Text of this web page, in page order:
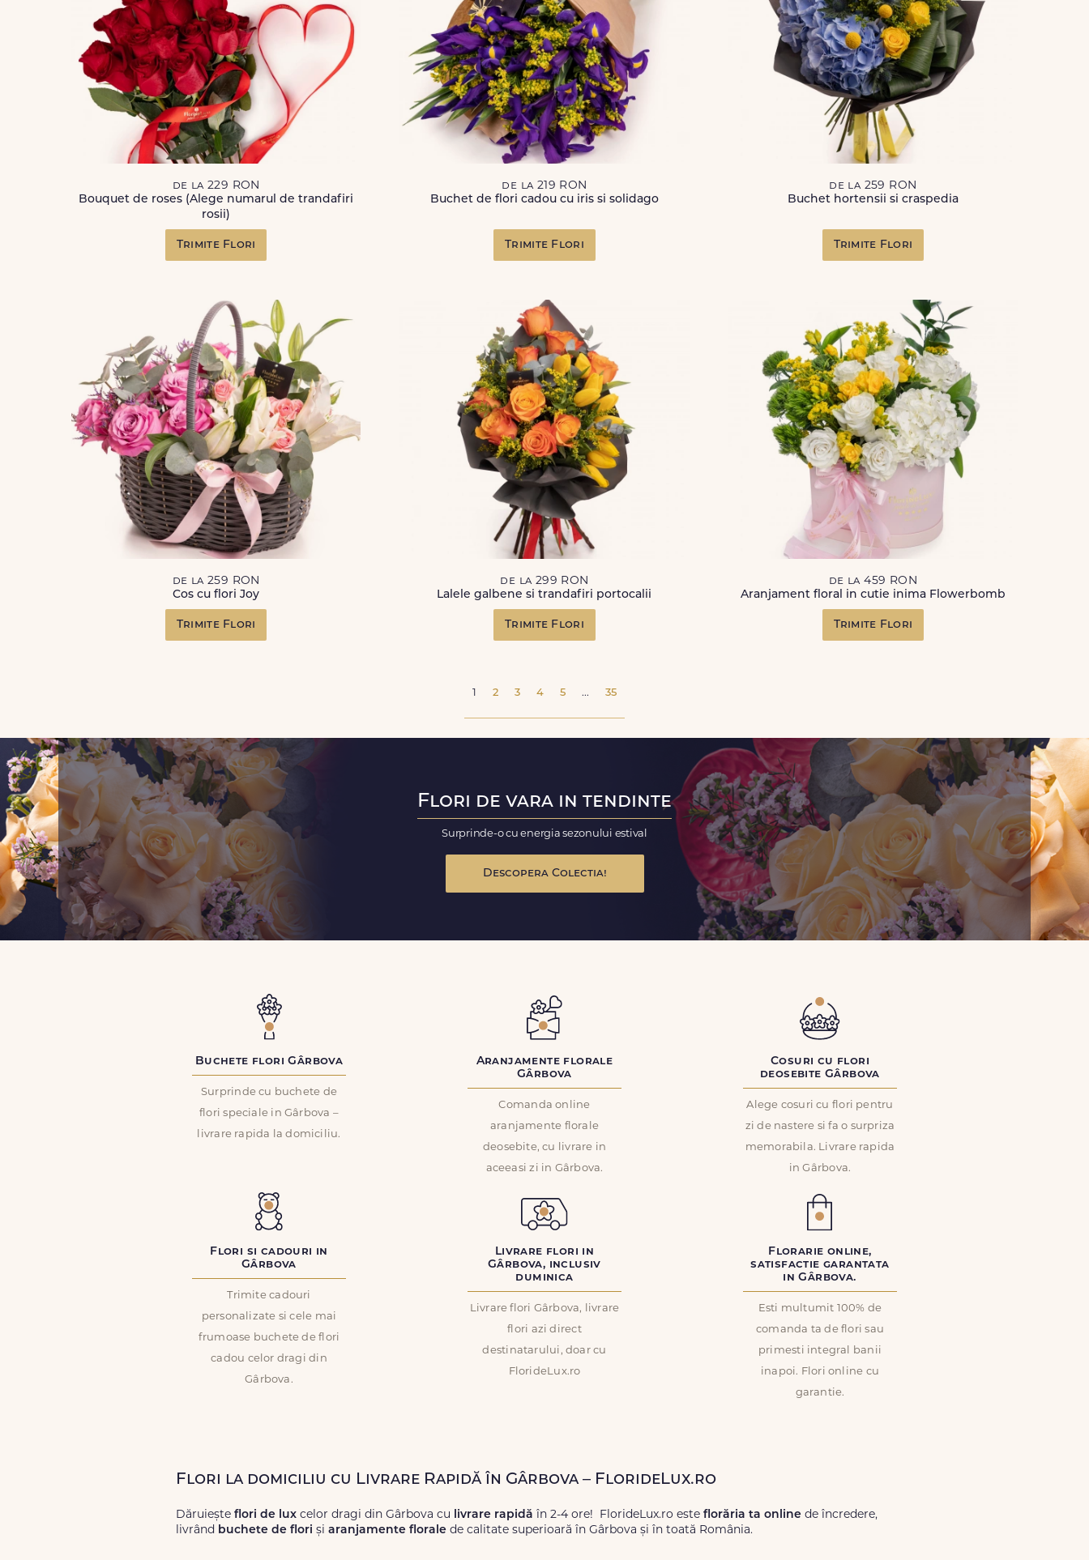
de la 229 RON
Bouquet de roses (Alege numarul de trandafiri
rosii)
Trimite Flori
de la 219 RON
Buchet de flori cadou cu iris si solidago
Trimite Flori
de la 259 RON
Buchet hortensii si craspedia
Trimite Flori
de la 259 RON
Cos cu flori Joy
Trimite Flori
de la 299 RON
Lalele galbene si trandafiri portocalii
Trimite Flori
de la 459 RON
Aranjament floral in cutie inima Flowerbomb
Trimite Flori
1 2 3 4 5 ... 35
Flori de vara in tendinte
Surprinde-o cu energia sezonului estival
Descopera Colectia!
Buchete flori Gârbova
Surprinde cu buchete de
flori speciale in Gârbova –
livrare rapida la domiciliu.
Aranjamente florale
Gârbova
Comanda online
aranjamente florale
deosebite, cu livrare in
aceeasi zi in Gârbova.
Cosuri cu flori
deosebite Gârbova
Alege cosuri cu flori pentru
zi de nastere si fa o surpriza
memorabila. Livrare rapida
in Gârbova.
Flori si cadouri in
Gârbova
Trimite cadouri
personalizate si cele mai
frumoase buchete de flori
cadou celor dragi din
Gârbova.
Livrare flori in
Gârbova, inclusiv
duminica
Livrare flori Gârbova, livrare
flori azi direct
destinatarului, doar cu
FlorideLux.ro
Florarie online,
satisfactie garantata
in Gârbova.
Esti multumit 100% de
comanda ta de flori sau
primesti integral banii
inapoi. Flori online cu
garantie.
Flori la domiciliu cu Livrare Rapidă în Gârbova – FlorideLux.ro
Dăruiește flori de lux celor dragi din Gârbova cu livrare rapidă în 2-4 ore! FlorideLux.ro este florăria ta online de încredere,
livrând buchete de flori și aranjamente florale de calitate superioară în Gârbova și în toată România.